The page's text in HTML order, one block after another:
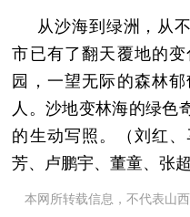
从沙海到绿洲，从
市已有了翻天覆地的
园，一望无际的森林
人。沙地变林海的绿色
的生动写照。（刘红
芳、卢鹏宇、董童、张
本网所转载信息，不代表山